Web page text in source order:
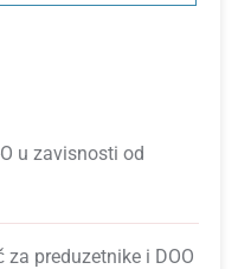
u zavisnosti od
preduzetnike i DOO